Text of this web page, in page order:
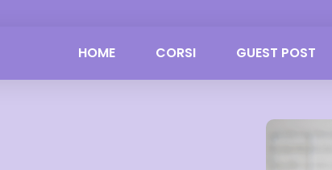
HOME CORSI GUEST POST